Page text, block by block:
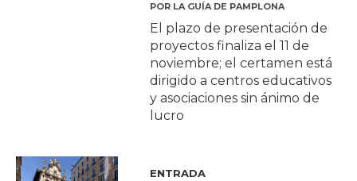
POR LA GUÍA DE PAMPLONA
El plazo de presentación de
proyectos finaliza el 11 de
noviembre; el certamen está
dirigido a centros educativos
y asociaciones sin ánimo de
lucro
ENTRADA